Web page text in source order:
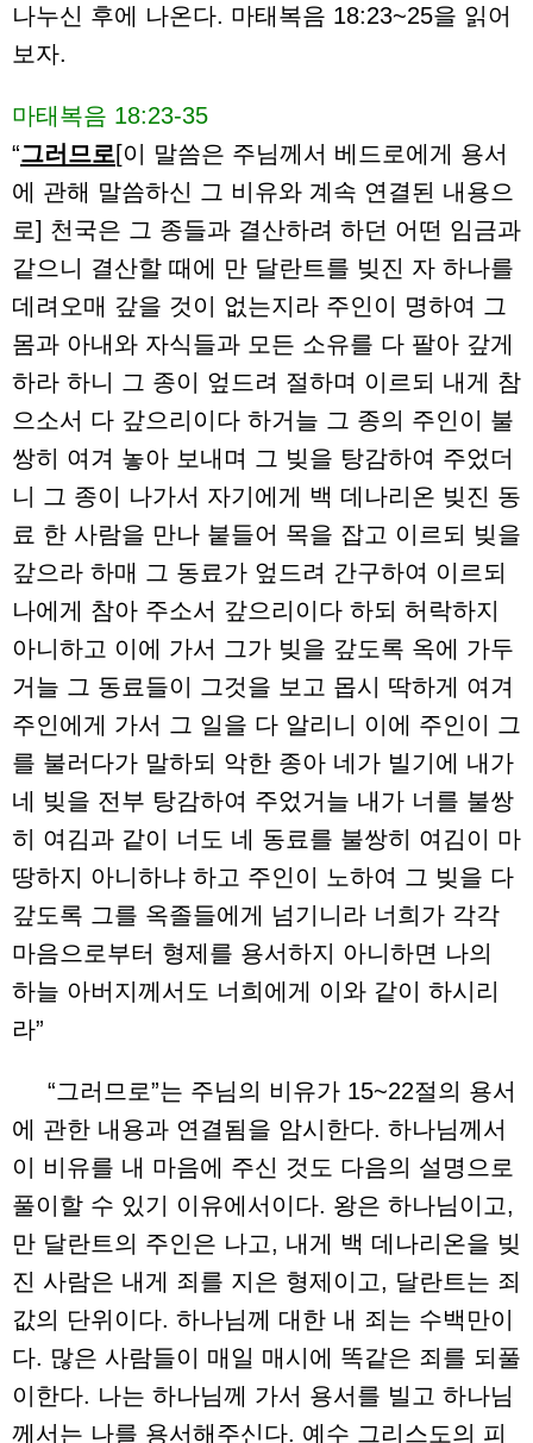
나누신 후에 나온다. 마태복음 18:23~25을 읽어
보자.
마태복음 18:23-35
“그러므로[이 말씀은 주님께서 베드로에게 용서
에 관해 말씀하신 그 비유와 계속 연결된 내용으
로] 천국은 그 종들과 결산하려 하던 어떤 임금과
같으니 결산할 때에 만 달란트를 빚진 자 하나를
데려오매 갚을 것이 없는지라 주인이 명하여 그
몸과 아내와 자식들과 모든 소유를 다 팔아 갚게
하라 하니 그 종이 엎드려 절하며 이르되 내게 참
으소서 다 갚으리이다 하거늘 그 종의 주인이 불
쌍히 여겨 놓아 보내며 그 빚을 탕감하여 주었더
니 그 종이 나가서 자기에게 백 데나리온 빚진 동
료 한 사람을 만나 붙들어 목을 잡고 이르되 빚을
갚으라 하매 그 동료가 엎드려 간구하여 이르되
나에게 참아 주소서 갚으리이다 하되 허락하지
아니하고 이에 가서 그가 빚을 갚도록 옥에 가두
거늘 그 동료들이 그것을 보고 몹시 딱하게 여겨
주인에게 가서 그 일을 다 알리니 이에 주인이 그
를 불러다가 말하되 악한 종아 네가 빌기에 내가
네 빚을 전부 탕감하여 주었거늘 내가 너를 불쌍
히 여김과 같이 너도 네 동료를 불쌍히 여김이 마
땅하지 아니하냐 하고 주인이 노하여 그 빚을 다
갚도록 그를 옥졸들에게 넘기니라 너희가 각각
마음으로부터 형제를 용서하지 아니하면 나의
하늘 아버지께서도 너희에게 이와 같이 하시리
라”
“그러므로”는 주님의 비유가 15~22절의 용서
에 관한 내용과 연결됨을 암시한다. 하나님께서
이 비유를 내 마음에 주신 것도 다음의 설명으로
풀이할 수 있기 이유에서이다. 왕은 하나님이고,
만 달란트의 주인은 나고, 내게 백 데나리온을 빚
진 사람은 내게 죄를 지은 형제이고, 달란트는 죄
값의 단위이다. 하나님께 대한 내 죄는 수백만이
다. 많은 사람들이 매일 매시에 똑같은 죄를 되풀
이한다. 나는 하나님께 가서 용서를 빌고 하나님
께서는 나를 용서해주신다. 예수 그리스도의 피